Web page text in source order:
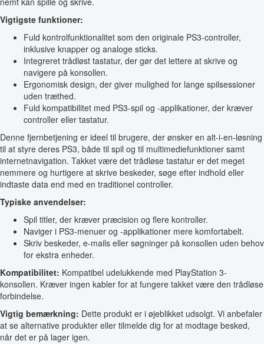
Vigtigste funktioner:
Fuld kontrolfunktionalitet som den originale PS3-controller,
inklusive knapper og analoge sticks.
Integreret trådløst tastatur, der gør det lettere at skrive og
navigere på konsollen.
Ergonomisk design, der giver mulighed for lange spilsessioner
uden træthed.
Fuld kompatibilitet med PS3-spil og -applikationer, der kræver
controller eller tastatur.
Denne fjernbetjening er ideel til brugere, der ønsker en alt-i-en-løsning
til at styre deres PS3, både til spil og til multimediefunktioner samt
internetnavigation. Takket være det trådløse tastatur er det meget
nemmere og hurtigere at skrive beskeder, søge efter indhold eller
indtaste data end med en traditionel controller.
Typiske anvendelser:
Spil titler, der kræver præcision og flere kontroller.
Naviger i PS3-menuer og -applikationer mere komfortabelt.
Skriv beskeder, e-mails eller søgninger på konsollen uden behov
for ekstra enheder.
Kompatibilitet: Kompatibel udelukkende med PlayStation 3-
konsollen. Kræver ingen kabler for at fungere takket være den trådløse
forbindelse.
Vigtig bemærkning: Dette produkt er i øjeblikket udsolgt. Vi anbefaler
at se alternative produkter eller tilmelde dig for at modtage besked,
når det er på lager igen.